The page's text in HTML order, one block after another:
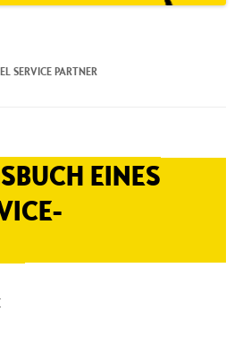
SERVICE PARTNER
EINES